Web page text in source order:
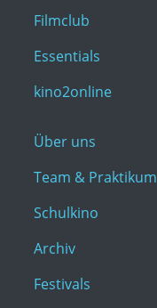
Filmclub
Essentials
kino2online
Über uns
Team & Praktikum
Schulkino
Archiv
Festivals